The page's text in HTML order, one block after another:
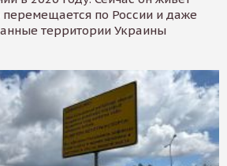
по России и даже
территории Украины